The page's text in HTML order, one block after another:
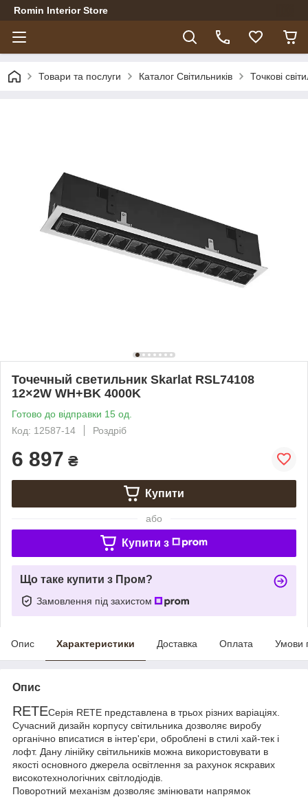
Romin Interior Store
Товари та послуги Каталог Світильників Точкові
Точечный светильник Skarlat RSL74108
12×2W WH+BK 4000K
Готово до відправки 15 од.
Код: 12587-14
Роздріб
6 897 ₴
Купити
або
Купити з
Що таке купити з Пром?
Замовлення під захистом
Опис Характеристики Доставка Оплата Умови
Опис
RETEСерія RETE представлена в трьох різних варіаціях.
Сучасний дизайн корпусу світильника дозволяє виробу
органічно вписатися в інтер'єри, оброблені в стилі хай-тек і
лофт. Дану лінійку світильників можна використовувати в
якості основного джерела освітлення за рахунок яскравих
високотехнологічних світлодіодів.
Поворотний механізм дозволяє змінювати напрямок